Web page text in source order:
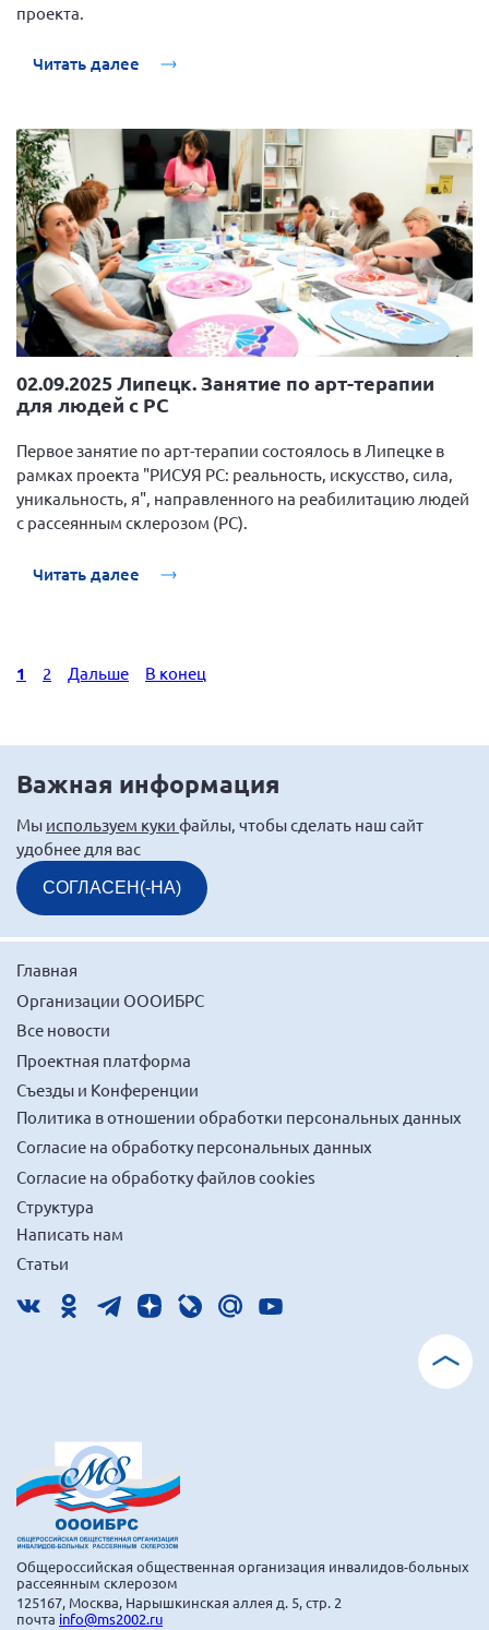
проекта.
Читать далее
02.09.2025 Липецк. Занятие по арт-терапии
для людей с РС
Первое занятие по арт-терапии состоялось в Липецке в
рамках проекта "РИСУЯ РС: реальность, искусство, сила,
уникальность, я", направленного на реабилитацию людей
с рассеянным склерозом (РС).
Читать далее
1 2 Дальше В конец
Важная информация
Мы используем куки файлы, чтобы сделать наш сайт
удобнее для вас
СОГЛАСЕН(-НА)
Главная
Организации ОООИБРС
Все новости
Проектная платформа
Съезды и Конференции
Политика в отношении обработки персональных данных
Согласие на обработку персональных данных
Согласие на обработку файлов cookies
Структура
Написать нам
Статьи
Общероссийская общественная организация инвалидов-больных
рассеянным склерозом
125167, Москва, Нарышкинская аллея д. 5, стр. 2
почта info@ms2002.ru